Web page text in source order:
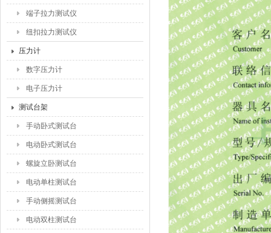
端子拉力测试仪
纽扣拉力测试仪
压力计
数字压力计
电子压力计
测试台架
手动卧式测试台
电动卧式测试台
螺旋立卧测试台
电动单柱测试台
手动侧摇测试台
电动双柱测试台